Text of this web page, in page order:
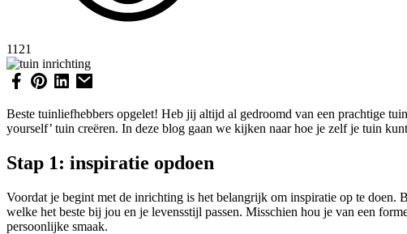
1121
Beste tuinliefhebbers opgelet! Heb jij altijd al gedroomd van een prachtige
yourself’ tuin creëren. In deze blog gaan we kijken naar hoe je zelf je tuin
Stap 1: inspiratie opdoen
Voordat je begint met de inrichting is het belangrijk om inspiratie op te
welke het beste bij jou en je levensstijl passen. Misschien hou je van een
persoonlijke smaak.